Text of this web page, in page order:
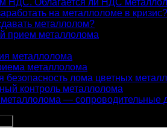
НДС. Облагается ли НДС
на металлоломе в кризис?
металлолом?
прием металлолома
металлолома
металлолома
безопасность лома цветных
контроль металлолома
— сопроводительные